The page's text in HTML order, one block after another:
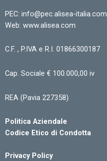
PEC: info@pec.alisea-italia.com
Web: www.alisea.com
C.F. , P.IVA e R.I. 01866300187
Cap. Sociale € 100.000,00 iv
REA (Pavia 227358)
Politica Aziendale
Codice Etico di Condotta
Privacy Policy